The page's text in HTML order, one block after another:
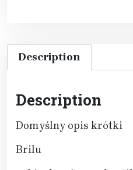
Description
Description
Domyślny opis krótki
Brilu